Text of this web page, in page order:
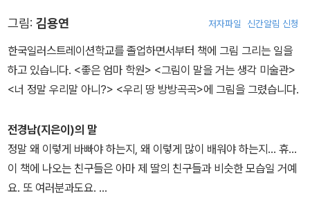
그림: 김용연 저자파일 신간알림 신청
한국일러스트레이션학교를 졸업하면서부터 책에 그림 그리는 일을
하고 있습니다. <좋은 엄마 학원> <그림이 말을 거는 생각 미술관>
<너 정말 우리말 아니?> <우리 땅 방방곡곡>에 그림을 그렸습니다.
전경남(지은이)의 말
정말 왜 이렇게 바빠야 하는지, 왜 이렇게 많이 배워야 하는지... 휴...
이 책에 나오는 친구들은 아마 제 딸의 친구들과 비슷한 모습일 거예
요. 또 여러분과도요.